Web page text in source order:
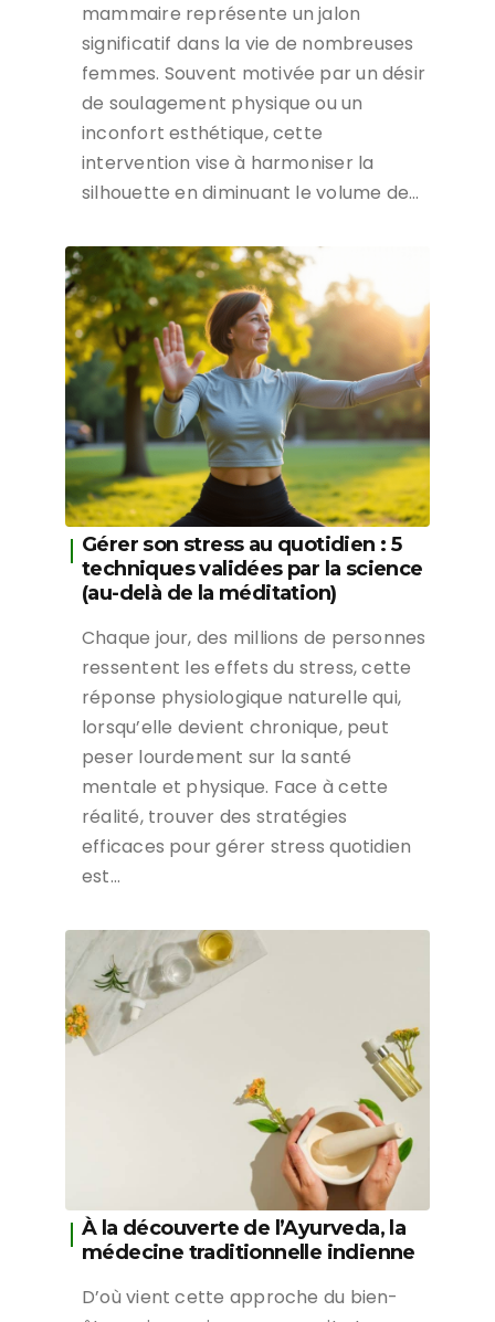
mammaire représente un jalon
significatif dans la vie de nombreuses
femmes. Souvent motivée par un désir
de soulagement physique ou un
inconfort esthétique, cette
intervention vise à harmoniser la
silhouette en diminuant le volume de…
Gérer son stress au quotidien : 5
techniques validées par la science
(au-delà de la méditation)
Chaque jour, des millions de personnes
ressentent les effets du stress, cette
réponse physiologique naturelle qui,
lorsqu’elle devient chronique, peut
peser lourdement sur la santé
mentale et physique. Face à cette
réalité, trouver des stratégies
efficaces pour gérer stress quotidien
est…
À la découverte de l’Ayurveda, la
médecine traditionnelle indienne
D’où vient cette approche du bien-